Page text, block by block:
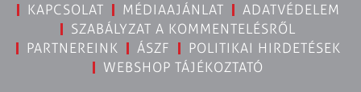
KAPCSOLAT MÉDIAAJÁNLAT
ADATVÉDELEM
SZABÁLYZAT A KOMMENTELÉSRŐL
PARTNEREINK
ÁSZF
POLITIKAI HIRDETÉSEK
WEBSHOP TÁJÉKOZTATÓ